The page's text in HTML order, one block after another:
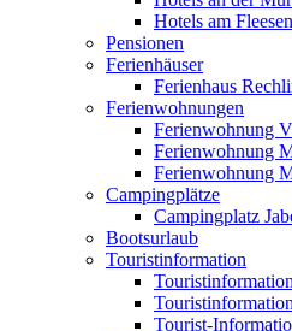
Hotels am
Pensionen
Ferienhäuser
Ferienhaus
Ferienwohnungen
Ferienwohnung
Ferienwohnung
Ferienwohnung
Campingplätze
Campingplatz
Bootsurlaub
Touristinformation
Tourist-